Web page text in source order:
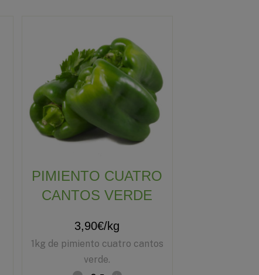
PIMIENTO CUATRO
CANTOS VERDE
3,90€/kg
1kg de pimiento cuatro cantos
verde.